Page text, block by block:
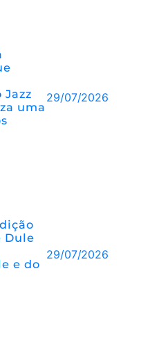
uma
29/07/2026
Dule
e do
29/07/2026